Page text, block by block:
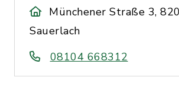
Münchener Straße 3,
Sauerlach
08104 668312